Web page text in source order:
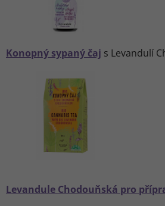
Konopný sypaný čaj s Levandulí
Levandule Chodouňská pro